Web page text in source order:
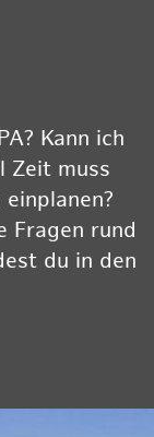
Kann ich
Zeit muss
Fragen rund
du in den